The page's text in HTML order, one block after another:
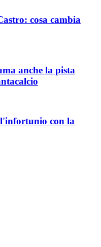
cosa cambia
anche la pista
con la